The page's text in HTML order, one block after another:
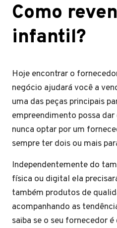
Como
infantil?
Hoje encontrar o
negócio ajudará você a
uma das peças principais
empreendimento possa
nunca optar por um
sempre ter dois ou mais
Independentemente do
física ou digital ela
também produtos de
acompanhando as
saiba se o seu fornecedor